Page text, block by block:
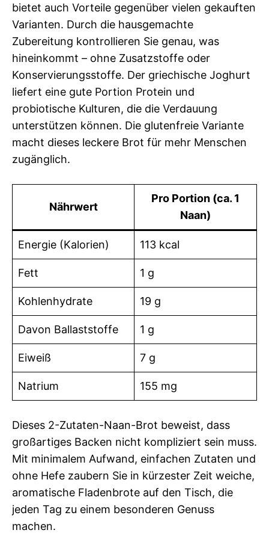
bietet auch Vorteile gegenüber vielen gekauften
Varianten. Durch die hausgemachte
Zubereitung kontrollieren Sie genau, was
hineinkommt – ohne Zusatzstoffe oder
Konservierungsstoffe. Der griechische Joghurt
liefert eine gute Portion Protein und
probiotische Kulturen, die die Verdauung
unterstützen können. Die glutenfreie Variante
macht dieses leckere Brot für mehr Menschen
zugänglich.
Nährwert
Pro Portion (ca. 1
Naan)
Energie (Kalorien) 113 kcal
Fett 1 g
Kohlenhydrate 19 g
Davon Ballaststoffe 1 g
Eiweiß 7 g
Natrium 155 mg
Dieses 2-Zutaten-Naan-Brot beweist, dass
großartiges Backen nicht kompliziert sein muss.
Mit minimalem Aufwand, einfachen Zutaten und
ohne Hefe zaubern Sie in kürzester Zeit weiche,
aromatische Fladenbrote auf den Tisch, die
jeden Tag zu einem besonderen Genuss
machen.